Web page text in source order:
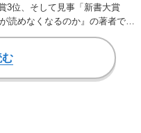
3位、そして見事「新書大賞
読めなくなるのか』の著者であ
む